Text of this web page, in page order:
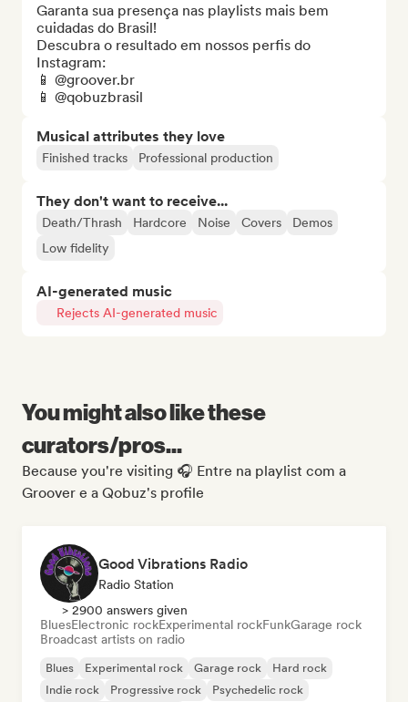
Garanta sua presença nas playlists mais bem
cuidadas do Brasil!
Descubra o resultado em nossos perfis do
Instagram:
📱 @groover.br
📱 @qobuzbrasil
Musical attributes they love
Finished tracks Professional production
They don't want to receive...
Death/Thrash Hardcore Noise Covers
Demos
Low fidelity
AI-generated music
Rejects AI-generated music
You might also like these
curators/pros...
Because you're visiting 🎧 Entre na playlist com a
Groover e a Qobuz's profile
Good Vibrations Radio
Radio Station
> 2900 answers given
BluesElectronic rockExperimental rockFunkGarage rock
Broadcast artists on radio
Blues Experimental rock Garage rock
Hard rock
Indie rock
Progressive rock
Psychedelic rock